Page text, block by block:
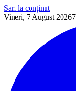
Sari la conținut
Vineri, 7 August 20267